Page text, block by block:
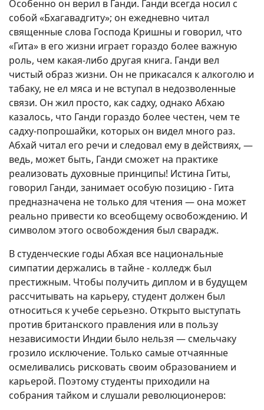
Особенно он верил в Ганди. Ганди всегда носил с
собой «Бхагавадгиту»; он ежедневно читал
священные слова Господа Кришны и говорил, что
«Гита» в его жизни играет гораздо более важную
роль, чем какая-либо другая книга. Ганди вел
чистый образ жизни. Он не прикасался к алкоголю и
табаку, не ел мяса и не вступал в недозволенные
связи. Он жил просто, как садху, однако Абхаю
казалось, что Ганди гораздо более честен, чем те
садху-попрошайки, которых он видел много раз.
Абхай читал его речи и следовал ему в действиях, —
ведь, может быть, Ганди сможет на практике
реализовать духовные принципы! Истина Гиты,
говорил Ганди, занимает особую позицию - Гита
предназначена не только для чтения — она может
реально привести ко всеобщему освобождению. И
символом этого освобождения был сварадж.
В студенческие годы Абхая все национальные
симпатии держались в тайне - колледж был
престижным. Чтобы получить диплом и в будущем
рассчитывать на карьеру, студент должен был
относиться к учебе серьезно. Открыто выступать
против британского правления или в пользу
независимости Индии было нельзя — смельчаку
грозило исключение. Только самые отчаянные
осмеливались рисковать своим образованием и
карьерой. Поэтому студенты приходили на
собрания тайком и слушали революционеров: